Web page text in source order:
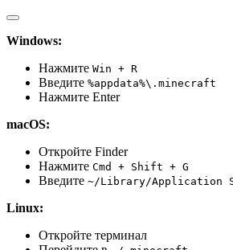
Windows:
Нажмите Win + R
Введите %appdata%\.minecraft
Нажмите Enter
macOS:
Откройте Finder
Нажмите Cmd + Shift + G
Введите ~/Library/Application
Linux:
Откройте терминал